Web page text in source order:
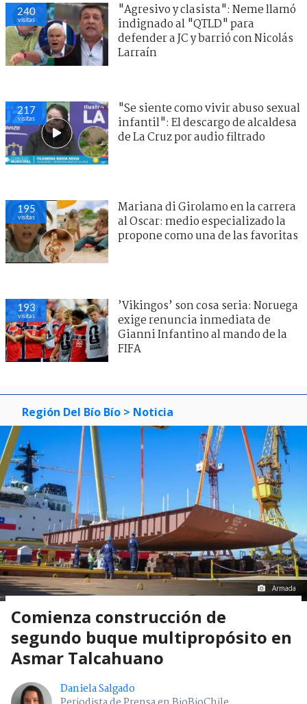
240
visitas
"Agresivo y clasista": Neme llamó
indignado al "QTLD" para
defender a JC y barrió con Nicolás
Larraín
217
visitas
"Se siente como vivir abuso sexual
infantil": El descargo de alcaldesa
de La Cruz por audio filtrado
195
visitas
Mariana di Girolamo en la carrera
al Oscar: medio especializado la
propone como una de las favoritas
193
visitas
’Vikingos’ son cosa seria: Noruega
exige renuncia inmediata de
Gianni Infantino al mando de la
FIFA
Región Del Bío Bío > Noticia
Armada
Comienza construcción de
segundo buque multipropósito en
Asmar Talcahuano
Daniela Salgado